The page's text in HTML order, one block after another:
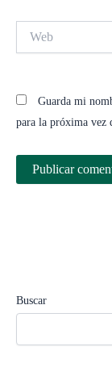
Guarda mi
para la próxima vez
Buscar